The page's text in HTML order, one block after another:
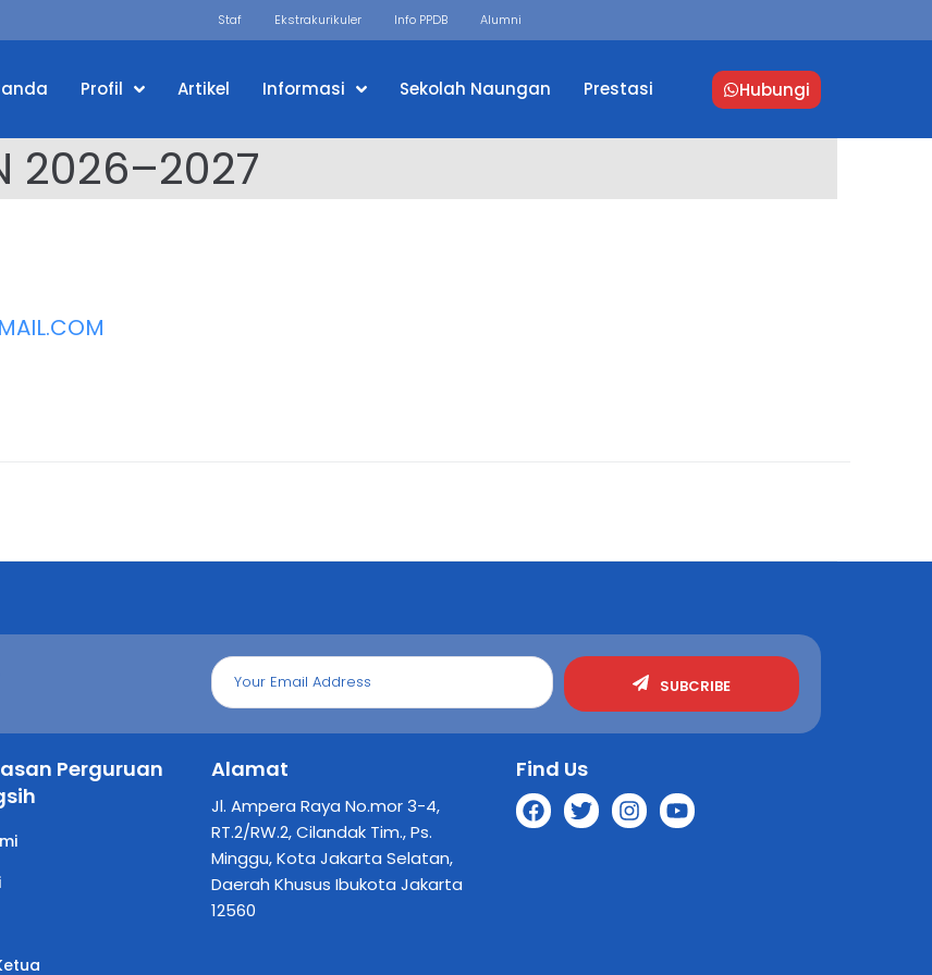
Staf Ekstrakurikuler Info PPDB Alumni
Profil Artikel Informasi Sekolah Naungan Prestasi Hubungi
2026–2027
SUBCRIBE
Perguruan
Alamat
Jl. Ampera Raya No.mor 3-4,
RT.2/RW.2, Cilandak Tim., Ps.
Minggu, Kota Jakarta Selatan,
Daerah Khusus Ibukota Jakarta
12560
Find Us